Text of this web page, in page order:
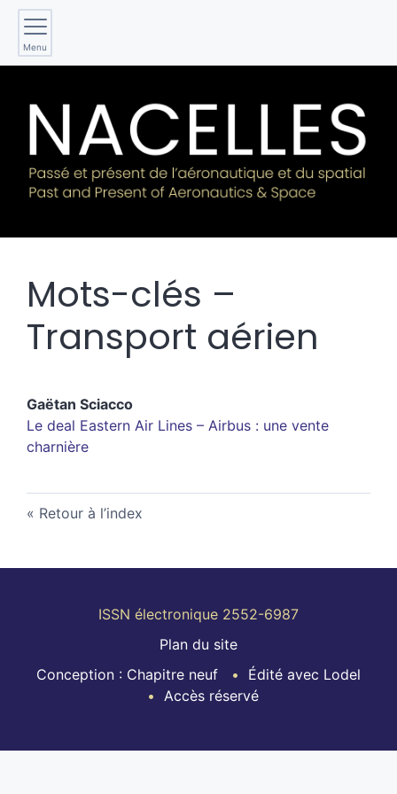
Menu
Mots-clés –
Transport aérien
Gaëtan Sciacco
Le deal Eastern Air Lines – Airbus : une vente
charnière
Retour à l’index
ISSN électronique 2552-6987
Plan du site
Conception : Chapitre neuf
Édité avec Lodel
Accès réservé